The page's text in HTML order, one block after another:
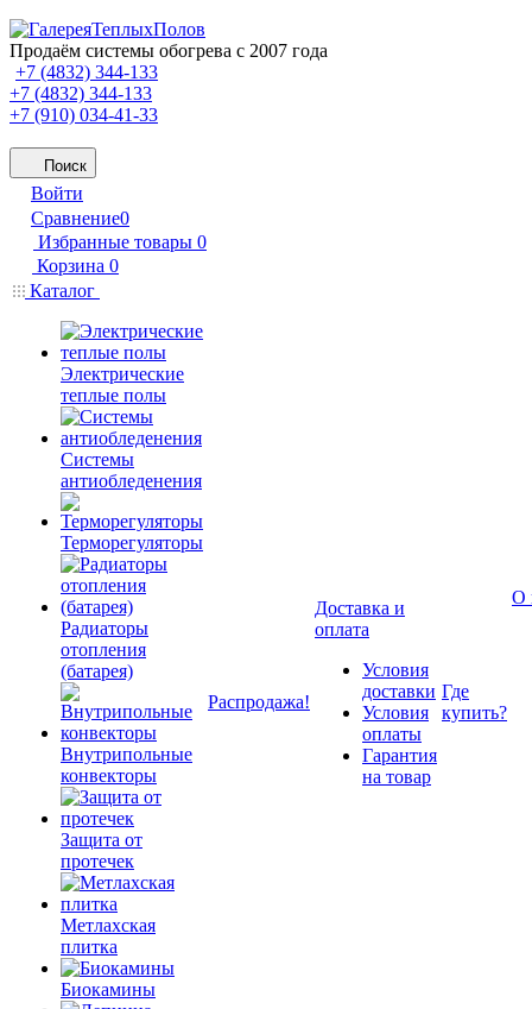
Продаём системы обогрева с 2007 года
+7 (4832) 344-133
+7 (4832) 344-133
+7 (910) 034-41-33
Поиск
Войти
Сравнение0
Избранные товары 0
Корзина 0
Каталог
Электрические
теплые полы
Системы
антиобледенения
Терморегуляторы
Радиаторы
отопления
(батарея)
Внутрипольные
конвекторы
Защита от
протечек
Метлахская
плитка
Биокамины
Распродажа!
Доставка и
оплата
Условия
доставки
Условия
оплаты
Гарантия
на товар
Где
купить?
О